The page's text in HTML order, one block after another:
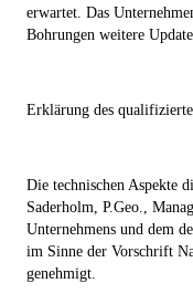
erwartet. Das
Bohrungen weitere
Erklärung des
Die technischen Aspekte
Saderholm, P.Geo.,
Unternehmens und dem
im Sinne der Vorschrift
genehmigt.